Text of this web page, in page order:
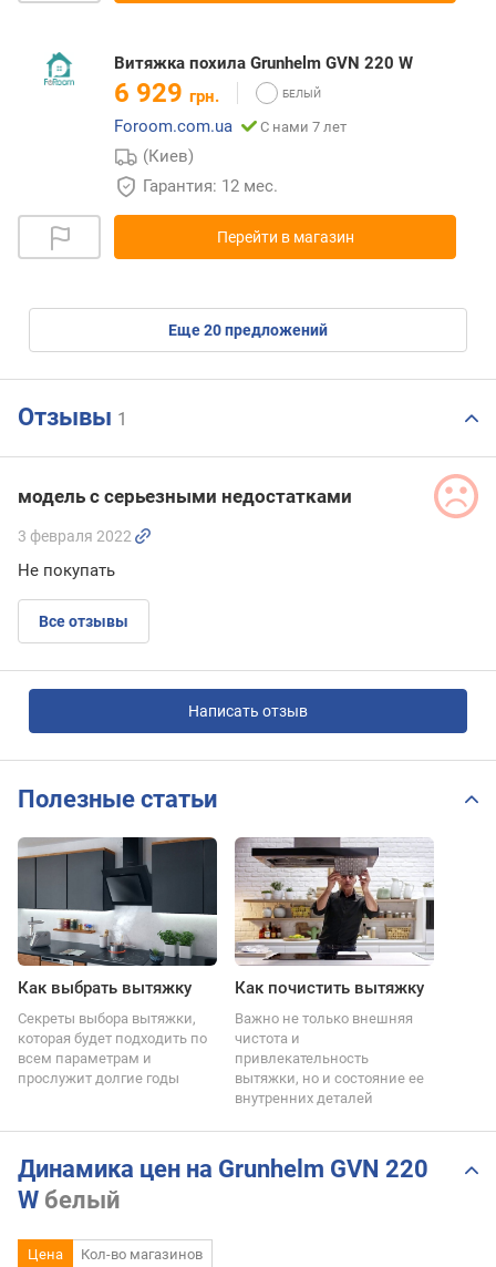
Витяжка похила Grunhelm GVN 220 W
6 929 грн.
Foroom.com.ua
С нами 7 лет
(Киев)
Гарантия: 12 мес.
Перейти в магазин
eще20предложений
Отзывы 1
модель с серьезными недостатками
3 февраля 2022
Не покупать
Все отзывы
Написать отзыв
Полезные статьи
Как выбрать вытяжку
Секреты выбора вытяжки,
которая будет подходить по
всем параметрам и
прослужит долгие годы
Как почистить вытяжку
Важно не только внешняя
чистота и
привлекательность
вытяжки, но и состояние ее
внутренних деталей
Динамика цен на Grunhelm GVN 220
W белый
Цена Кол-во магазинов